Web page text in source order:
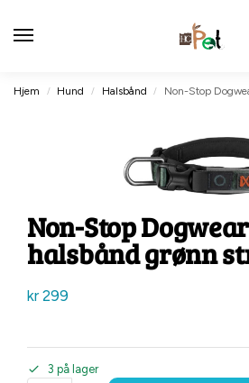
Hjem / Hund / Halsbånd / Non-Stop
Non-Stop
halsbånd grønn
kr299
3 på lager